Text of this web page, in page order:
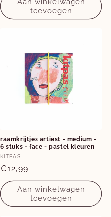
Aan winkelwagen
toevoegen
raamkrijtjes artiest - medium -
6 stuks - face - pastel kleuren
Verkoper:
KITPAS
Normale
prijs
€12,99
Aan winkelwagen
toevoegen